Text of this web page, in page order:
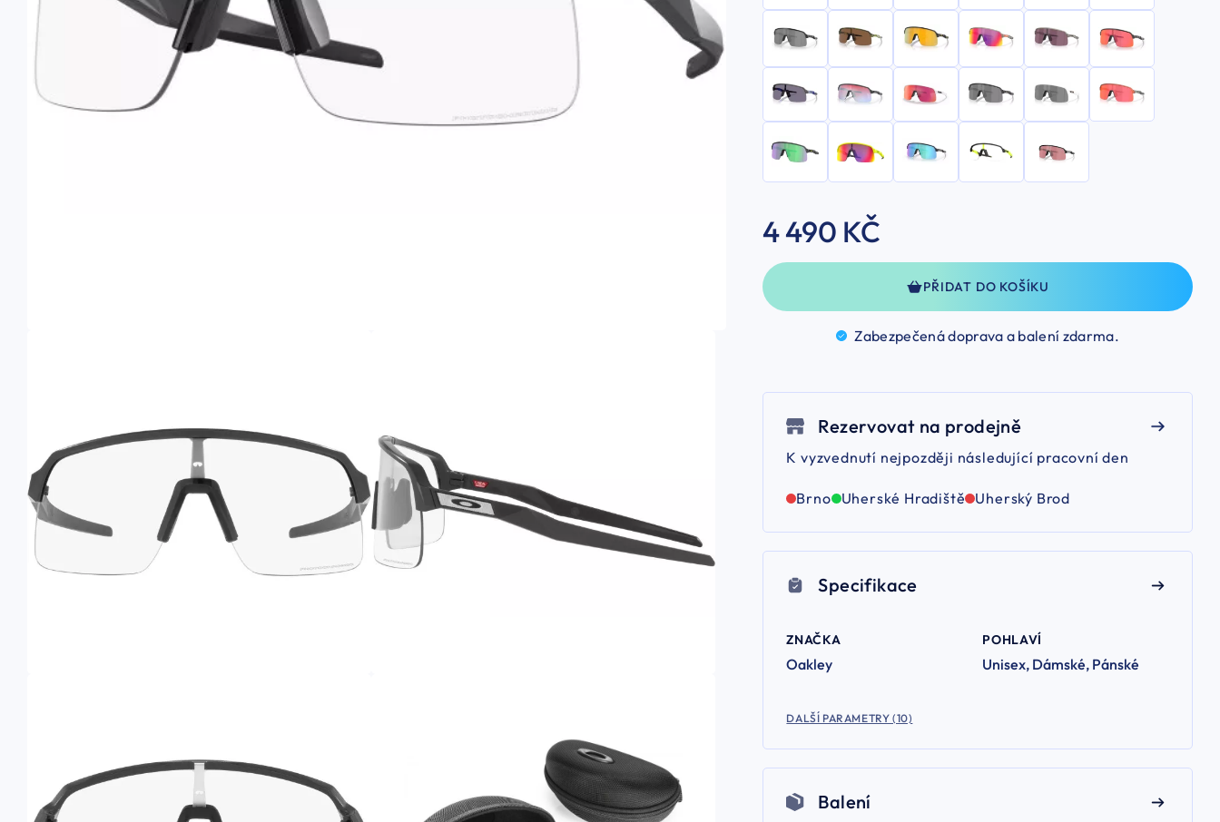
4 490 KČ
PŘIDAT DO KOŠÍKU
Zabezpečená doprava a balení zdarma.
Rezervovat na prodejně
K vyzvednutí nejpozději následující pracovní den
Brno Uherské Hradiště Uherský Brod
Specifikace
ZNAČKA
Oakley
POHLAVÍ
Unisex, Dámské, Pánské
DALŠÍ PARAMETRY (10)
Balení